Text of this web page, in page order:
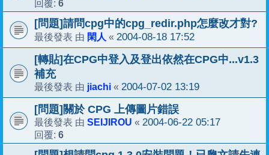
回覆: 6
[問題]請問cpg中的cpg_redir.php怎麼改才對?
最後發表 由 閑人 « 2004-08-18 17:52
[轉貼]在CPG中登入及登出依然在CPG中...v1.3
補充
最後發表 由 jiachi « 2004-07-02 13:19
[問題]關於 CPG 上傳圖片錯誤
最後發表 由 SEIJIROU « 2004-06-22 05:17
回覆: 6